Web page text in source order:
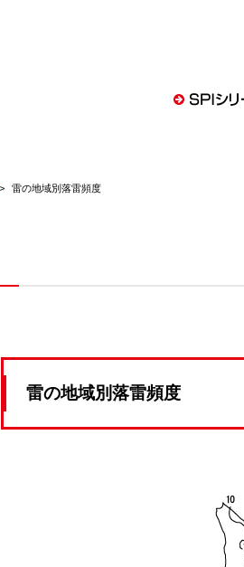
雷の地域別落雷頻度
雷の地域別落雷頻度